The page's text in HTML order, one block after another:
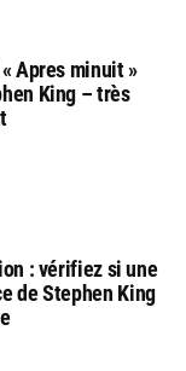
Apres minuit »
King – très
: vérifiez si une
de Stephen King